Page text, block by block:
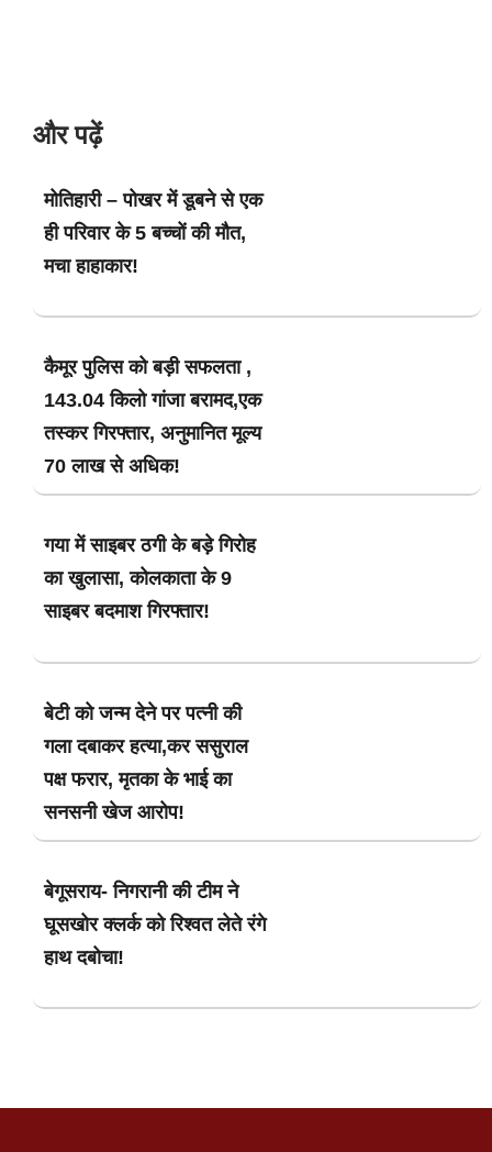
और पढ़ें
मोतिहारी – पोखर में डूबने से एक
ही परिवार के 5 बच्चों की मौत,
मचा हाहाकार!
कैमूर पुलिस को बड़ी सफलता ,
143.04 किलो गांजा बरामद,एक
तस्कर गिरफ्तार, अनुमानित मूल्य
70 लाख से अधिक!
गया में साइबर ठगी के बड़े गिरोह
का खुलासा, कोलकाता के 9
साइबर बदमाश गिरफ्तार!
बेटी को जन्म देने पर पत्नी की
गला दबाकर हत्या,कर ससुराल
पक्ष फरार, मृतका के भाई का
सनसनी खेज आरोप!
बेगूसराय- निगरानी की टीम ने
घूसखोर क्लर्क को रिश्वत लेते रंगे
हाथ दबोचा!